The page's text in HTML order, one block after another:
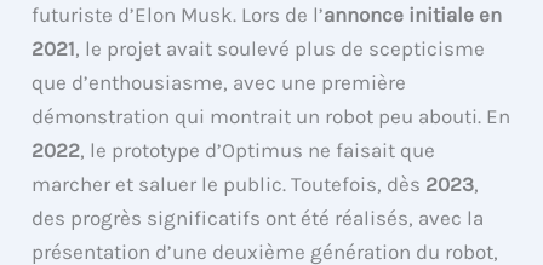
futuriste d’Elon Musk. Lors de l’annonce initiale en
2021, le projet avait soulevé plus de scepticisme
que d’enthousiasme, avec une première
démonstration qui montrait un robot peu abouti. En
2022, le prototype d’Optimus ne faisait que
marcher et saluer le public. Toutefois, dès 2023,
des progrès significatifs ont été réalisés, avec la
présentation d’une deuxième génération du robot,